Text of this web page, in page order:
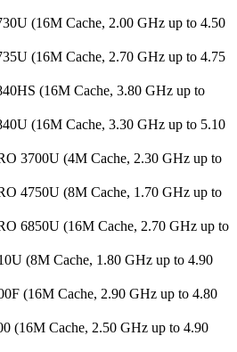
(16M Cache, 2.00 GHz up to 4.50
(16M Cache, 2.70 GHz up to 4.75
(16M Cache, 3.80 GHz up to
(16M Cache, 3.30 GHz up to 5.10
3700U (4M Cache, 2.30 GHz up to
4750U (8M Cache, 1.70 GHz up to
6850U (16M Cache, 2.70 GHz up to
(8M Cache, 1.80 GHz up to 4.90
(16M Cache, 2.90 GHz up to 4.80
(16M Cache, 2.50 GHz up to 4.90